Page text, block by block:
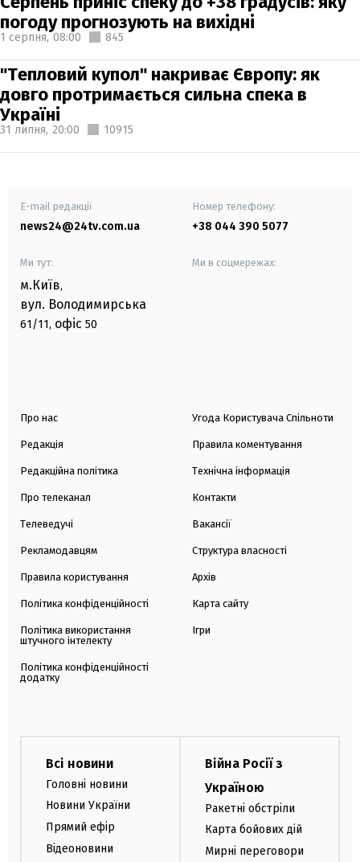
погоду прогнозують на вихідні
1 серпня, 08:00 845
"Тепловий купол" накриває Європу: як
довго протримається сильна спека в
Україні
31 липня, 20:00 10915
E-mail редакції
news24@24tv.com.ua
Номер телефону:
+38 044 390 5077
Ми тут:
м.Київ,
вул. Володимирська
61/11, офіс 50
Ми в соцмережах:
Про нас
Редакція
Редакційна політика
Про телеканал
Телеведучі
Рекламодавцям
Правила користування
Політика конфіденційності
Політика використання
штучного інтелекту
Політика конфіденційності
додатку
Угода Користувача Спільноти
Правила коментування
Технічна інформація
Контакти
Вакансії
Структура власності
Архів
Карта сайту
Ігри
Всі новини
Головні новини
Новини України
Прямий ефір
Відеоновини
Війна Росії з
Україною
Ракетні обстріли
Карта бойових дій
Мирні переговори